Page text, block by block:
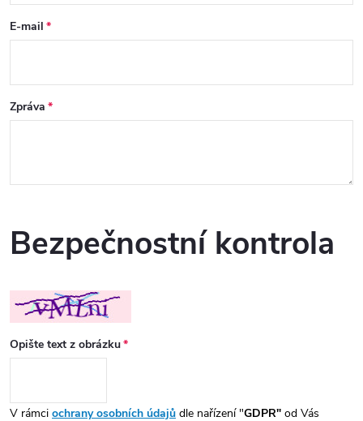
E-mail
Zpráva
Bezpečnostní kontrola
Opište text z obrázku
V rámci ochrany osobních údajů dle nařízení "GDPR" od Vás